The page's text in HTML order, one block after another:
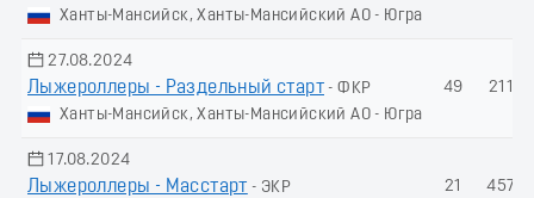
Ханты-Мансийск, Ханты-Мансийский АО - Югра
27.08.2024
Лыжероллеры - Раздельный старт - ФКР
Ханты-Мансийск, Ханты-Мансийский АО - Югра
49
17.08.2024
Лыжероллеры - Масстарт - ЭКР
21